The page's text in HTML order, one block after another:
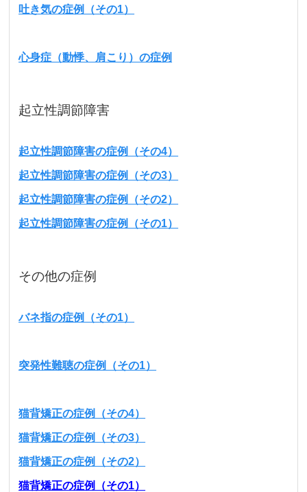
吐き気の症例（その1）
心身症（動悸、肩こり）の症例
起立性調節障害
起立性調節障害の症例（その4）
起立性調節障害の症例（その3）
起立性調節障害の症例（その2）
起立性調節障害の症例（その1）
その他の症例
バネ指の症例（その1）
突発性難聴の症例（その1）
猫背矯正の症例（その4）
猫背矯正の症例（その3）
猫背矯正の症例（その2）
猫背矯正の症例（その1）